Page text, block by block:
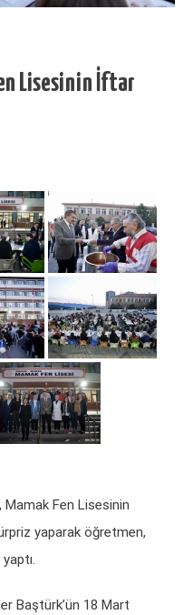
Lisesinin İftar
Mamak Fen Lisesinin
yaparak öğretmen,
Baştürk’ün 18 Mart